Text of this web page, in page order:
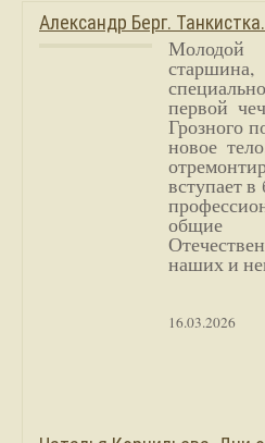
Александр Берг.
первой
Грозного
новое
вступает в
общие
наших и
16.03.2026